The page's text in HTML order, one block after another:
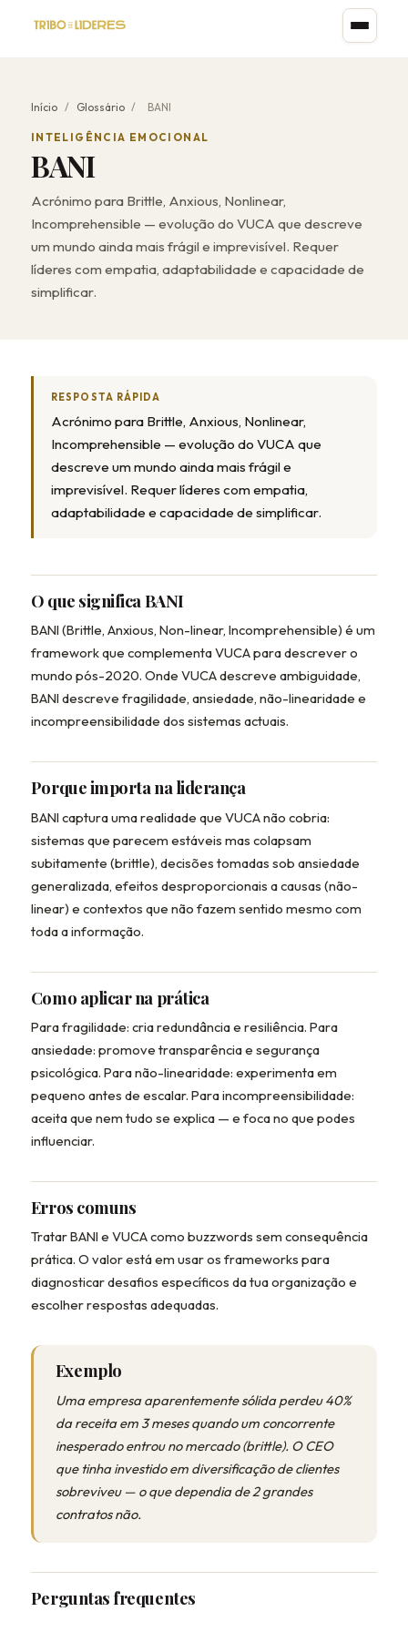
Início / Glossário / BANI
INTELIGÊNCIA EMOCIONAL
BANI
Acrónimo para Brittle, Anxious, Nonlinear,
Incomprehensible — evolução do VUCA que descreve
um mundo ainda mais frágil e imprevisível. Requer
líderes com empatia, adaptabilidade e capacidade de
simplificar.
RESPOSTA RÁPIDA
Acrónimo para Brittle, Anxious, Nonlinear,
Incomprehensible — evolução do VUCA que
descreve um mundo ainda mais frágil e
imprevisível. Requer líderes com empatia,
adaptabilidade e capacidade de simplificar.
O que significa BANI
BANI (Brittle, Anxious, Non-linear, Incomprehensible) é um
framework que complementa VUCA para descrever o
mundo pós-2020. Onde VUCA descreve ambiguidade,
BANI descreve fragilidade, ansiedade, não-linearidade e
incompreensibilidade dos sistemas actuais.
Porque importa na liderança
BANI captura uma realidade que VUCA não cobria:
sistemas que parecem estáveis mas colapsam
subitamente (brittle), decisões tomadas sob ansiedade
generalizada, efeitos desproporcionais a causas (não-
linear) e contextos que não fazem sentido mesmo com
toda a informação.
Como aplicar na prática
Para fragilidade: cria redundância e resiliência. Para
ansiedade: promove transparência e segurança
psicológica. Para não-linearidade: experimenta em
pequeno antes de escalar. Para incompreensibilidade:
aceita que nem tudo se explica — e foca no que podes
influenciar.
Erros comuns
Tratar BANI e VUCA como buzzwords sem consequência
prática. O valor está em usar os frameworks para
diagnosticar desafios específicos da tua organização e
escolher respostas adequadas.
Exemplo
Uma empresa aparentemente sólida perdeu 40%
da receita em 3 meses quando um concorrente
inesperado entrou no mercado (brittle). O CEO
que tinha investido em diversificação de clientes
sobreviveu — o que dependia de 2 grandes
contratos não.
Perguntas frequentes